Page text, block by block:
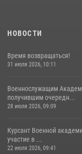
НОВОСТИ
Время возвращаться!
31 июля 2026, 10:11
Военнослужащим
получившим очередн...
28 июля 2026, 09:09
Курсант Военной
участие в ...
22 июля 2026, 09:41